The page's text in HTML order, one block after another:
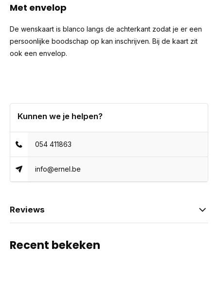
Met envelop
De wenskaart is blanco langs de achterkant zodat je er een
persoonlijke boodschap op kan inschrijven. Bij de kaart zit
ook een envelop.
Kunnen we je helpen?
054 411863
info@ernel.be
Reviews
Recent bekeken